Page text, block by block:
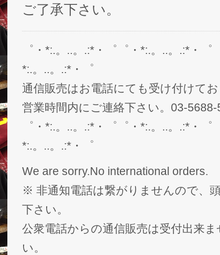
ご了承下さい。
゜・*:.。..。.:*・゜゜・*:.。..。.:*・
*:.。..。.:*・゜
通信販売はお電話にても受け付けて
営業時間内にご連絡下さい。03-5688-
゜・*:.。..。.:*・゜゜・*:.。..。.:*・
*:.。..。.:*・゜
We are sorry.No international orders.
※ 非通知電話は繋がりませんので、
下さい。
公衆電話からの通信販売は受付出来
い。